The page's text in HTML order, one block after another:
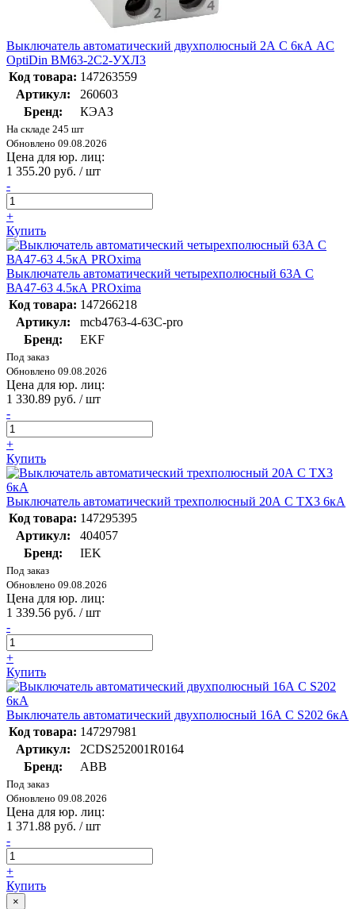
Выключатель автоматический двухполюсный 2А C 6кА AC
OptiDin BM63-2C2-УХЛ3
Код товара: 147263559
Артикул:
260603
Бренд:
КЭАЗ
На складе 245 шт
Обновлено 09.08.2026
Цена для юр. лиц:
1 355.20 руб. / шт
-
+
Купить
Выключатель автоматический четырехполюсный 63А С
ВА47-63 4.5кА PROxima
Код товара: 147266218
Артикул:
mcb4763-4-63C-pro
Бренд:
EKF
Под заказ
Обновлено 09.08.2026
Цена для юр. лиц:
1 330.89 руб. / шт
-
+
Купить
Выключатель автоматический трехполюсный 20А C TX3 6кА
Код товара: 147295395
Артикул:
404057
Бренд:
IEK
Под заказ
Обновлено 09.08.2026
Цена для юр. лиц:
1 339.56 руб. / шт
-
+
Купить
Выключатель автоматический двухполюсный 16А C S202 6кА
Код товара: 147297981
Артикул:
2CDS252001R0164
Бренд:
ABB
Под заказ
Обновлено 09.08.2026
Цена для юр. лиц:
1 371.88 руб. / шт
-
+
Купить
×